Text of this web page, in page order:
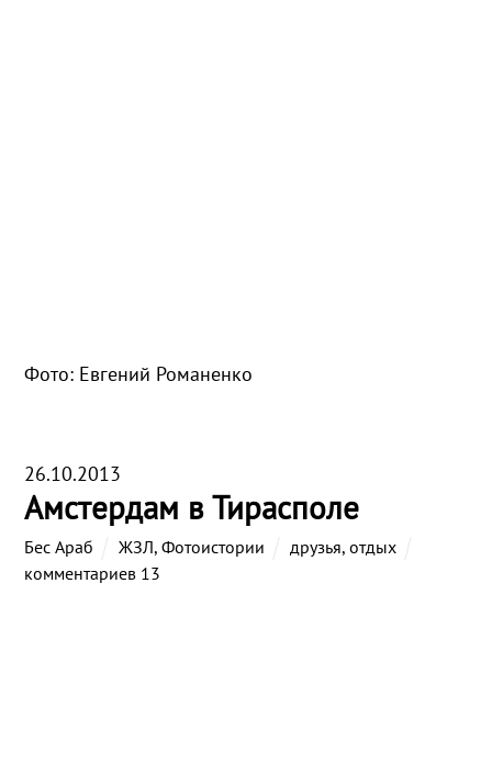
Фото: Евгений Романенко
26.10.2013
Амстердам в Тирасполе
Бес Араб ЖЗЛ,Фотоистории друзья, отдых
комментариев 13